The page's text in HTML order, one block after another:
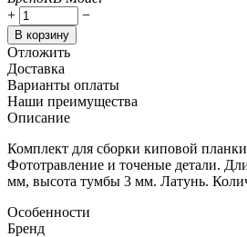
+
−
В корзину
Отложить
Доставка
Варианты оплаты
Наши преимущества
Описание
Комплект для сборки киповой
Фототравление и точеные детали.
мм, высота тумбы 3 мм. Латунь.
Особенности
Бренд